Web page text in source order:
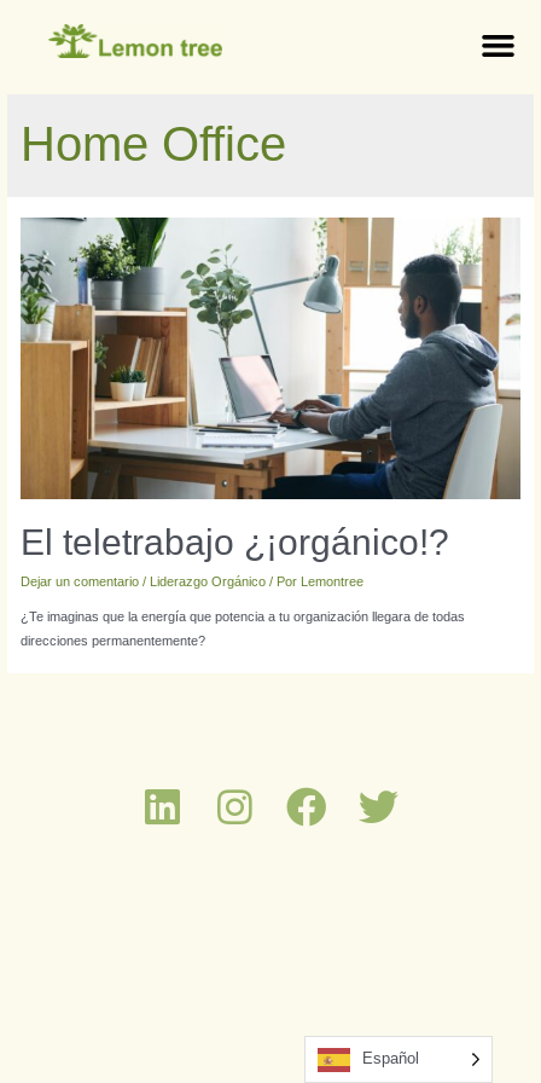
Home Office
El teletrabajo ¿¡orgánico!?
Dejar un comentario / Liderazgo Orgánico/ Por Lemontree
¿Te imaginas que la energía que potencia a tu organización llegara de todas
direcciones permanentemente?
Español